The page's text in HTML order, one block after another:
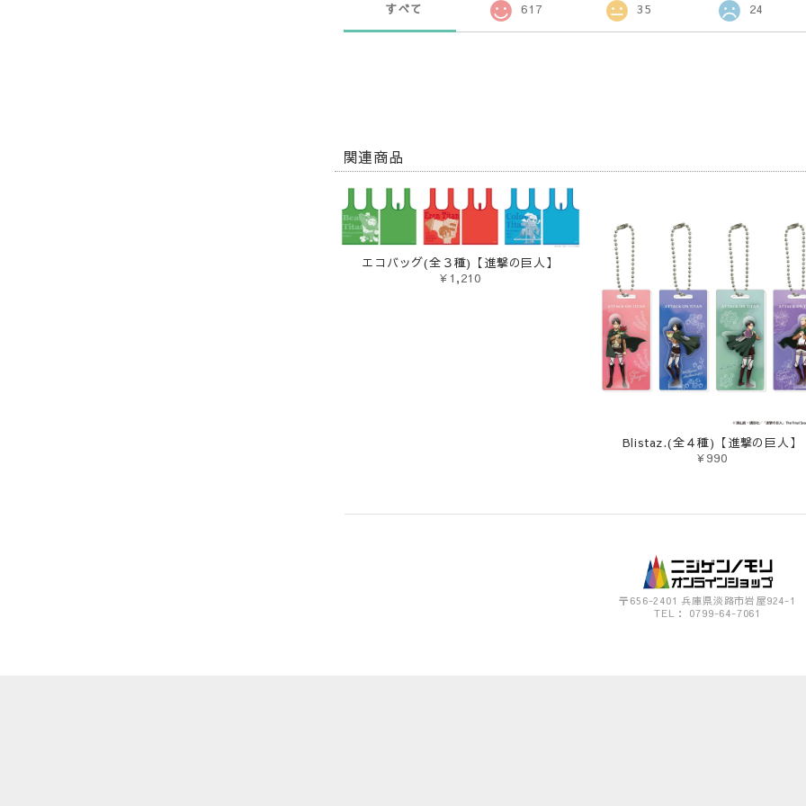
すべて 617 35 24
関連商品
エコバッグ(全３種)【進撃の巨人】
¥1,210
Blistaz.(全４種)【進撃の巨人】
¥990
〒656-2401 兵庫県淡路市岩屋924-1
TEL： 0799-64-7061